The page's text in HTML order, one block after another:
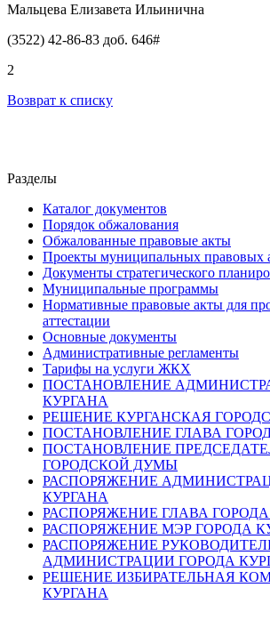
Мальцева Елизавета Ильинична
(3522) 42-86-83 доб. 646#
2
Возврат к списку
Разделы
Каталог документов
Порядок обжалования
Обжалованные правовые акты
Проекты муниципальных правовых
Документы стратегического
Муниципальные программы
Нормативные правовые акты для
аттестации
Основные документы
Административные регламенты
Тарифы на услуги ЖКХ
ПОСТАНОВЛЕНИЕ
КУРГАНА
РЕШЕНИЕ КУРГАНСКАЯ
ПОСТАНОВЛЕНИЕ ГЛАВА
ПОСТАНОВЛЕНИЕ
ГОРОДСКОЙ ДУМЫ
РАСПОРЯЖЕНИЕ
КУРГАНА
РАСПОРЯЖЕНИЕ ГЛАВА
РАСПОРЯЖЕНИЕ МЭР ГОРОДА
РАСПОРЯЖЕНИЕ
АДМИНИСТРАЦИИ ГОРОДА
РЕШЕНИЕ ИЗБИРАТЕЛЬНАЯ
КУРГАНА